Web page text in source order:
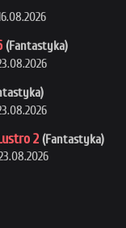
(Fantastyka)
2 (Fantastyka)